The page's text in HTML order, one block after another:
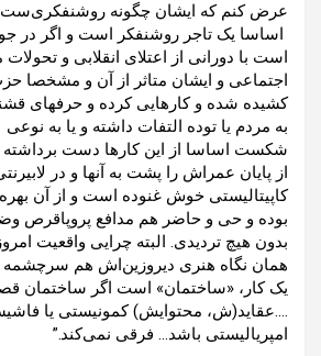
عرض کنم که ایشان چگونه روشنفکری‌ست
اساسا یک تاجر روشنفکر است و اگر در
است با دورانی از اعتلای انقلابی و
اجتماعی و ایشان متاثر از آن و مشخصا
کشیده شده و کارهایی کرده و‌ حرفهای
به مردم یا توده التفات داشته و یا به
شکست اساسا از این کارها دست برداشته
از پایان عمراش را پشت به آنها و در
کاپیتالیستی خوش غنوده است و از آن
بوده و حی و حاضر هم مدافع پروپاقرص
بدون هیچ تردیدی. البته چرایی واقعیت
همان نگاه هنری دیروزین‌اش هم سرچشمه
یک کار، «ساختمان» است اگر ساختمان
….عقاید(ش، محتوایش) کمونیستی یا
امپریالیستی باشد… فرقی نمی‌کند.”